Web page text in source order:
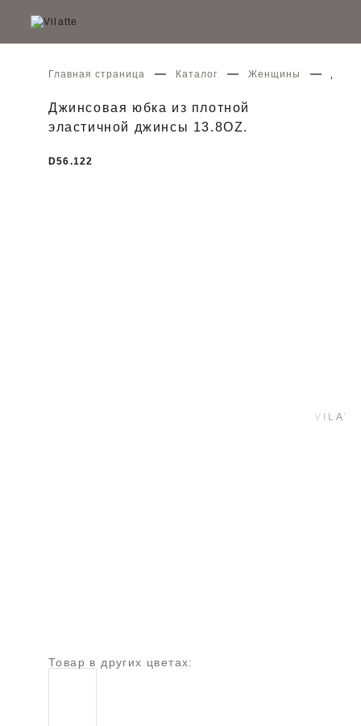
Главная страница Каталог Женщины
Джинсовая юбка из плотной
эластичной джинсы 13.8OZ.
D56.122
Товар в других цветах: